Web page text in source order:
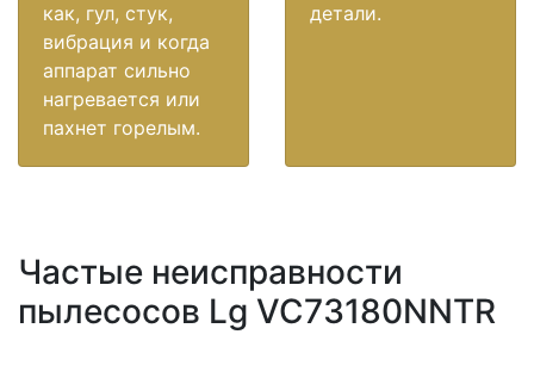
как, гул, стук,
вибрация и когда
аппарат сильно
нагревается или
пахнет горелым.
детали.
Частые неисправности
пылесосов Lg VC73180NNTR